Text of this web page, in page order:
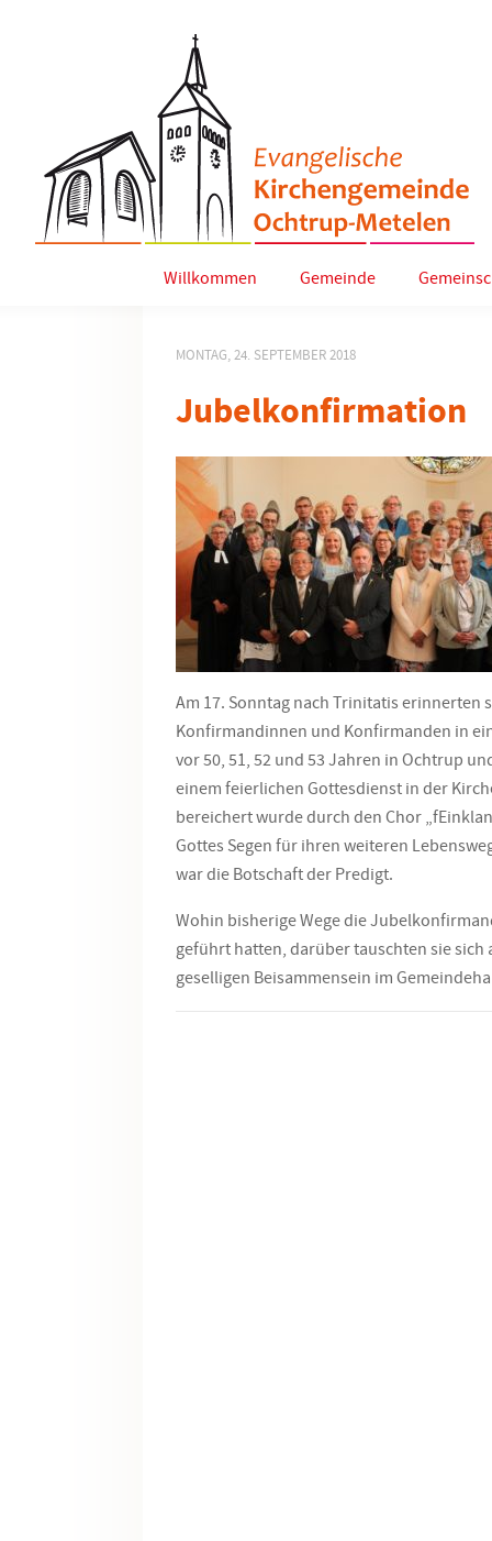
Willkommen Gemeinde
MONTAG, 24. SEPTEMBER 2018
Jubelkonfirmation
Am 17. Sonntag nach Trinitatis erinnerten
Konfirmandinnen und Konfirmanden in
vor 50, 51, 52 und 53 Jahren in Ochtrup
einem feierlichen Gottesdienst in der
bereichert wurde durch den Chor
Gottes Segen für ihren weiteren
war die Botschaft der Predigt.
Wohin bisherige Wege die
geführt hatten, darüber tauschten sie sich
geselligen Beisammensein im